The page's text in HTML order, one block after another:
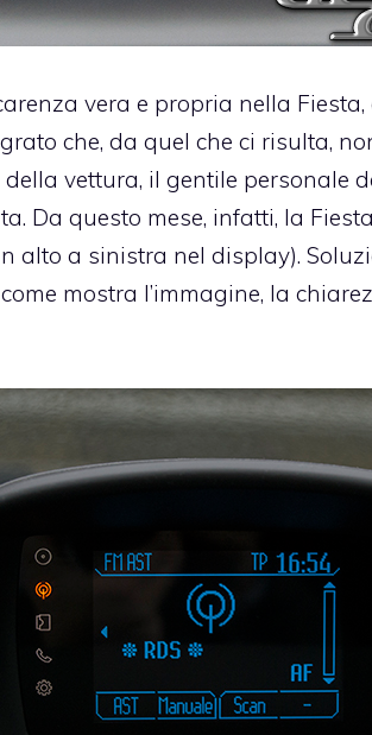
vera e propria nella Fiesta,
che, da quel che ci risulta,
vettura, il gentile personale
Da questo mese, infatti, la
alto a sinistra nel display).
mostra l’immagine, la